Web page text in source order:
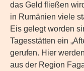
das Geld fließen
in Rumänien viele
Eis gelegt worden
Tagesstätten ein
gerufen. Hier
aus der Region